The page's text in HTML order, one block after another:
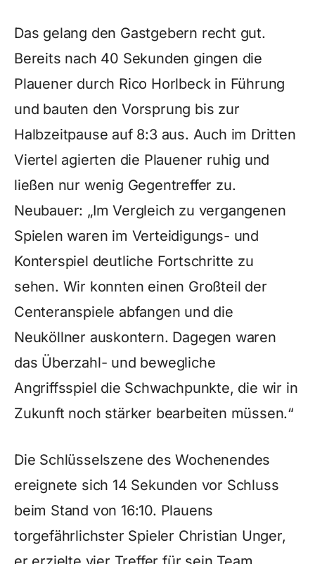
Das gelang den Gastgebern recht gut.
Bereits nach 40 Sekunden gingen die
Plauener durch Rico Horlbeck in Führung
und bauten den Vorsprung bis zur
Halbzeitpause auf 8:3 aus. Auch im Dritten
Viertel agierten die Plauener ruhig und
ließen nur wenig Gegentreffer zu.
Neubauer: „Im Vergleich zu vergangenen
Spielen waren im Verteidigungs- und
Konterspiel deutliche Fortschritte zu
sehen. Wir konnten einen Großteil der
Centeranspiele abfangen und die
Neuköllner auskontern. Dagegen waren
das Überzahl- und bewegliche
Angriffsspiel die Schwachpunkte, die wir in
Zukunft noch stärker bearbeiten müssen.“
Die Schlüsselszene des Wochenendes
ereignete sich 14 Sekunden vor Schluss
beim Stand von 16:10. Plauens
torgefährlichster Spieler Christian Unger,